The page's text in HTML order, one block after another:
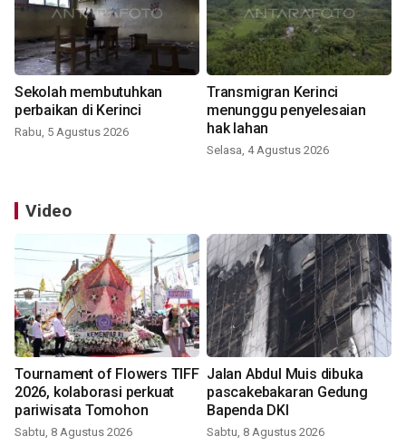
Sekolah membutuhkan
perbaikan di Kerinci
Rabu, 5 Agustus 2026
Transmigran Kerinci
menunggu penyelesaian
hak lahan
Selasa, 4 Agustus 2026
Video
Tournament of Flowers TIFF
2026, kolaborasi perkuat
pariwisata Tomohon
Sabtu, 8 Agustus 2026
Jalan Abdul Muis dibuka
pascakebakaran Gedung
Bapenda DKI
Sabtu, 8 Agustus 2026